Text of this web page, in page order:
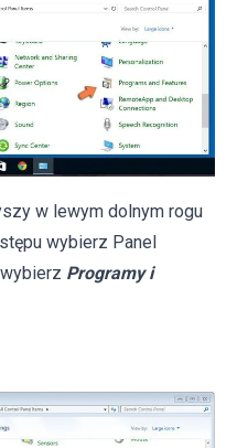
w lewym dolnym rogu
wybierz Panel
Programy i